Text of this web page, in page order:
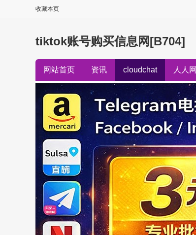
收藏本页
tiktok账号购买信息网[B704]
网站首页 资讯 cloudchat 人人网